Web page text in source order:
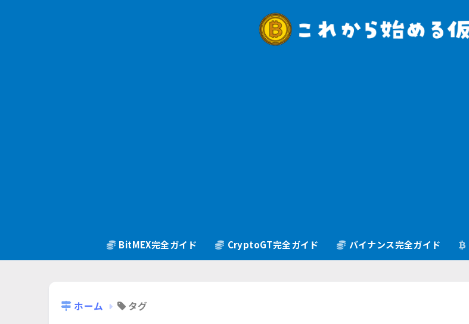
BitMEX完全ガイド CryptoGT完全ガイド バイナンス完全ガイド
ホーム タグ